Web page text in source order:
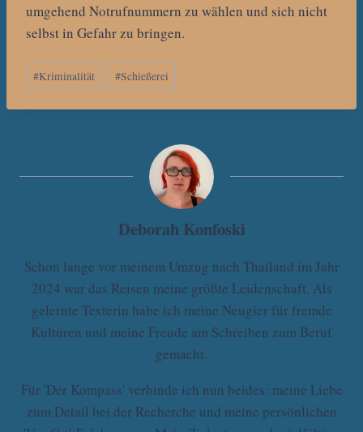
umgehend Notrufnummern zu wählen und sich nicht
selbst in Gefahr zu bringen.
Schlagworte:
#Kriminalität #Schießerei
Deborah Konfoski
Schon lange vor meinem Umzug nach Thailand im Jahr
2024 war das Reisen meine größte Leidenschaft. Als
gelernte Texterin habe ich meine Neugier für fremde
Kulturen und meine Freude am Schreiben zum Beruf
gemacht.
Für 'Der Kompass' verbinde ich nun beides: meine Liebe
zum Detail bei der Recherche und meine persönlichen